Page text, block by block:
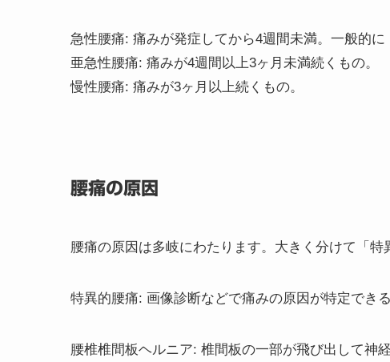
急性腰痛: 痛みが発症してから4週間未満。一般的に
亜急性腰痛: 痛みが4週間以上3ヶ月未満続くもの。
慢性腰痛: 痛みが3ヶ月以上続くもの。
腰痛の原因
腰痛の原因は多岐にわたります。大きく分けて「特
特異的腰痛: 画像診断などで痛みの原因が特定でき
腰椎椎間板ヘルニア: 椎間板の一部が飛び出して神